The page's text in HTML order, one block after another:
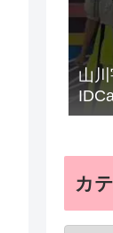
山
カ